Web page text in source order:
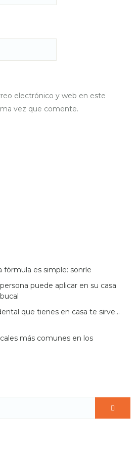
electrónico y web en este
vez que comente.
fórmula es simple: sonríe
puede aplicar en su casa
que tienes en casa te sirve…
más comunes en los